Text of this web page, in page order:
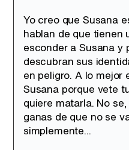
Yo creo que Susana
hablan de que tienen
esconder a Susana y
descubran sus
en peligro. A lo mejor
Susana porque vete
quiere matarla. No
ganas de que no se
simplemente...